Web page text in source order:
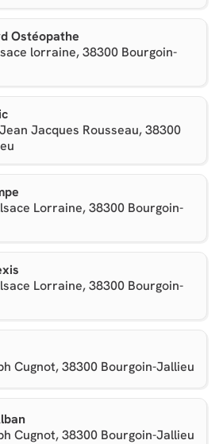
Ostéopathe
lorraine, 38300 Bourgoin-
Jacques Rousseau, 38300
Lorraine, 38300 Bourgoin-
Lorraine, 38300 Bourgoin-
Cugnot, 38300 Bourgoin-Jallieu
Cugnot, 38300 Bourgoin-Jallieu